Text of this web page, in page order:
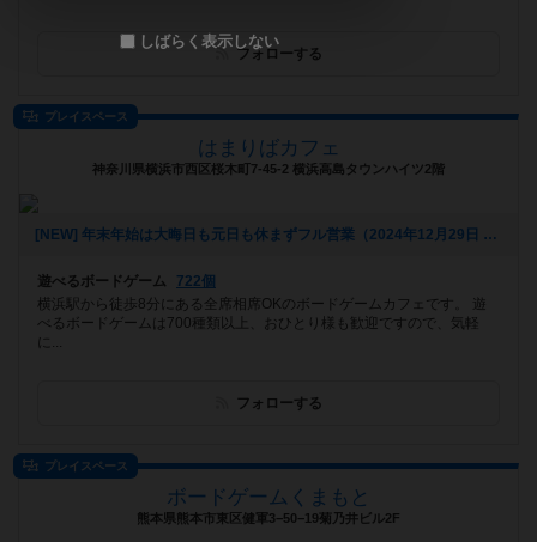
フォローする
プレイスペース
はまりばカフェ
神奈川県横浜市西区桜木町7-45-2 横浜高島タウンハイツ2階
[NEW] 年末年始は大晦日も元日も休まずフル営業（2024年12月29日 20時19分）
遊べるボードゲーム
722個
横浜駅から徒歩8分にある全席相席OKのボードゲームカフェです。 遊
べるボードゲームは700種類以上、おひとり様も歓迎ですので、気軽
に...
フォローする
プレイスペース
ボードゲームくまもと
熊本県熊本市東区健軍3−50−19菊乃井ビル2F
しばらく表示しない